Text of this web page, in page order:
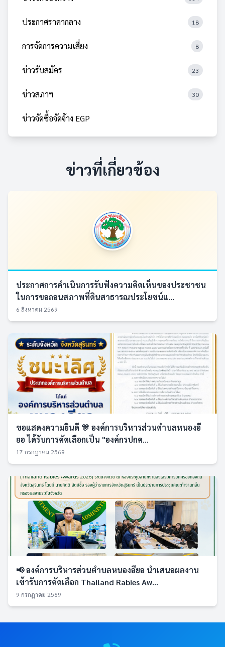
ประกาศราคากลาง 18
การจัดการความเสี่ยง 8
ข่าวรับสมัคร 23
ข่าวสภาฯ 30
ข่าวจัดซื้อจัดจ้าง EGP
ข่าวที่เกี่ยวข้อง
ประกาศการดำเนินการรับฟังความคิดเห็นของประชาชน
ในการขอถอนสภาพที่ดินสาธารณประโยชน์แ...
6 สิงหาคม 2569
ขอแสดงความยินดี 🎊 องค์การบริหารส่วนตำบลหนองอี
ยอ ได้รับการคัดเลือกเป็น "องค์กรปกค...
17 กรกฎาคม 2569
📢 องค์การบริหารส่วนตำบลหนองอียอ นำเสนอผลงาน
เข้ารับการคัดเลือก Thailand Rabies Aw...
9 กรกฎาคม 2569